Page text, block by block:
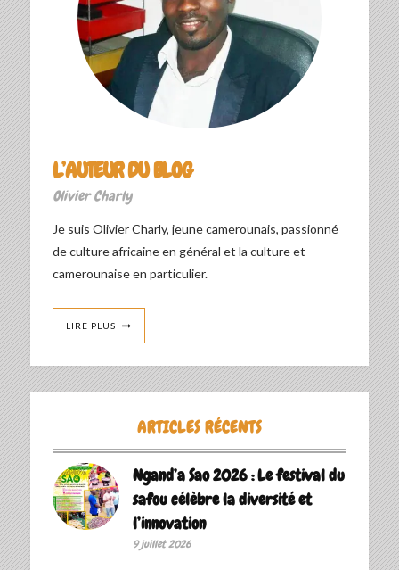
L’AUTEUR DU BLOG
Olivier Charly
Je suis Olivier Charly, jeune camerounais, passionné
de culture africaine en général et la culture et
camerounaise en particulier.
LIRE PLUS
ARTICLES RÉCENTS
Ngand’a Sao 2026 : Le festival du
safou célèbre la diversité et
l’innovation
9 juillet 2026